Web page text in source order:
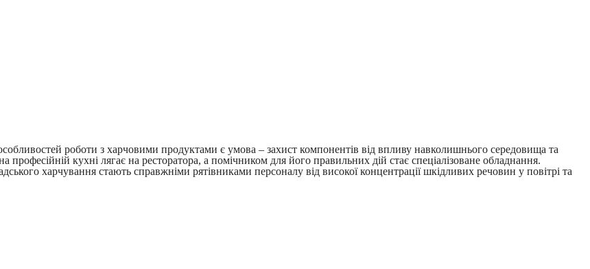
роботи з харчовими продуктами є умова – захист компонентів від впливу навколишнього середовища та
кухні лягає на ресторатора, а помічником для його правильних дій стає спеціалізоване обладнання.
харчування стають справжніми рятівниками персоналу від високої концентрації шкідливих речовин у повітрі та